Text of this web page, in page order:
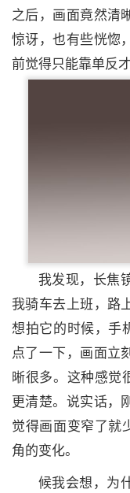
之后，画面竟然清
惊讶，也有些恍惚
前觉得只能靠单反
我发现，长焦
我骑车去上班，路
想拍它的时候，手
点了一下，画面立
晰很多。这种感觉
更清楚。说实话，
觉得画面变窄了就
角的变化。
候我会想，为